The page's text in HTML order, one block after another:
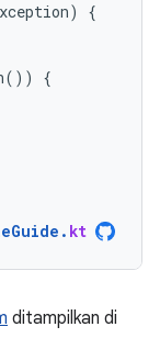
)
{
())
{
. kt
ditampilkan di